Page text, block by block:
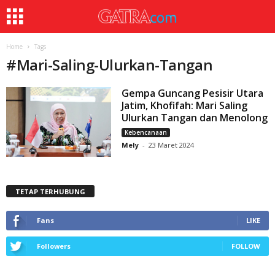
Home Tags
#Mari-Saling-Ulurkan-Tangan
Gempa Guncang Pesisir Utara
Jatim, Khofifah: Mari Saling
Ulurkan Tangan dan Menolong
Kebencanaan
Mely - 23 Maret 2024
TETAP TERHUBUNG
Fans LIKE
Followers FOLLOW